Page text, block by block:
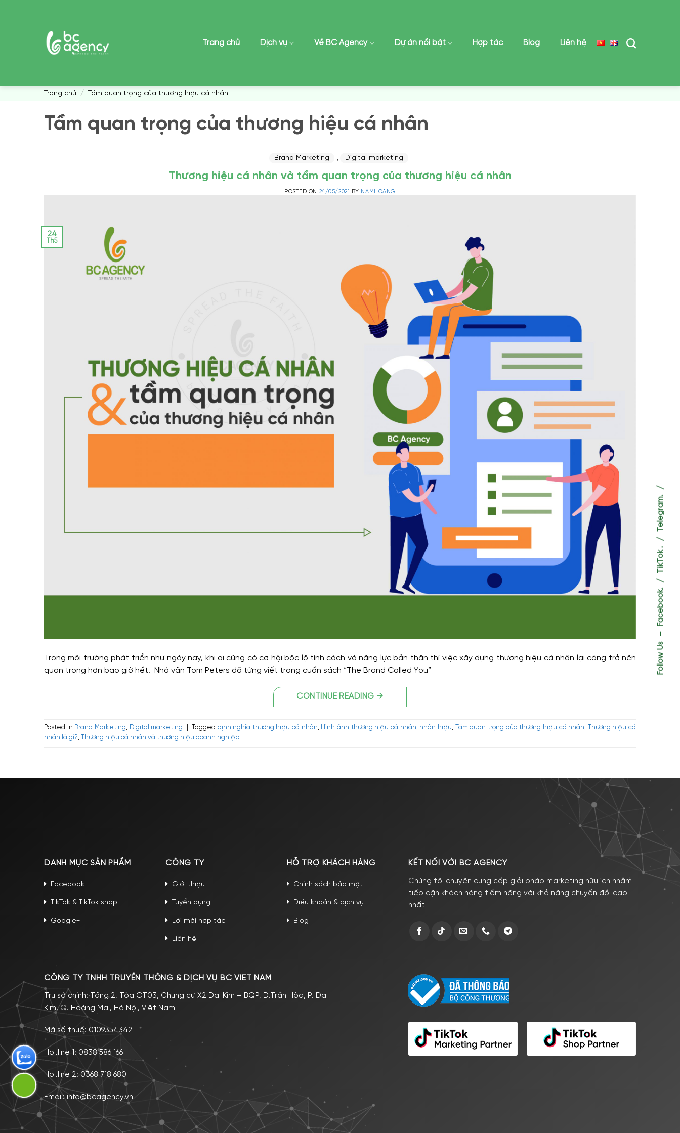
Trang chủ
Dịch vụ Về BC Agency Dự án nổi bật Hợp tác Blog Liên hệ
Trang chủ / Tầm quan trọng của thương hiệu cá nhân
Tầm quan trọng của thương hiệu cá nhân
Brand Marketing , Digital marketing
Thương hiệu cá nhân và tầm quan trọng của thương hiệu cá nhân
POSTED ON 24/05/2021 BY NAMHOANG
24
Th5
Trong môi trường phát triển như ngày nay, khi ai cũng có cơ hội bộc lộ tính cách và năng lực bản thân thì việc xây dựng thương hiệu cá nhân lại càng trở nên
quan trọng hơn bao giờ hết. Nhà văn Tom Peters đã từng viết trong cuốn sách “The Brand Called You”
CONTINUE READING →
Posted in Brand Marketing, Digital marketing Tagged định nghĩa thương hiệu cá nhân, Hình ảnh thương hiệu cá nhân, nhân hiệu, Tầm quan trọng của thương hiệu cá nhân,
Thương hiệu cá
nhân là gì?, Thương hiệu cá nhân và thương hiệu doanh nghiệp
DANH MỤC SẢN PHẨM
Facebook+
TikTok & TikTok shop
Google+
CÔNG TY
Giới thiệu
Tuyển dụng
Lời mời hợp tác
Liên hệ
HỖ TRỢ KHÁCH HÀNG
Chính sách bảo mật
Điều khoản & dịch vụ
Blog
KẾT NỐI VỚI BC AGENCY
Chúng tôi chuyên cung cấp giải pháp marketing hữu ích nhằm
tiếp cận khách hàng tiềm năng với khả năng chuyển đổi cao
nhất
CÔNG TY TNHH TRUYỀN THÔNG & DỊCH VỤ BC VIET NAM
Trụ sở chính: Tầng 2, Tòa CT03, Chung cư X2 Đại Kim – BQP, Đ.Trần Hòa, P. Đại
Kim, Q. Hoàng Mai, Hà Nội, Việt Nam
Mã số thuế: 0109354342
Hotline 1: 0838 586 166
Hotline 2: 0368 718 680
Email: info@bcagency.vn
Follow Us
–
Facebook.
TikTok .
Telegram.